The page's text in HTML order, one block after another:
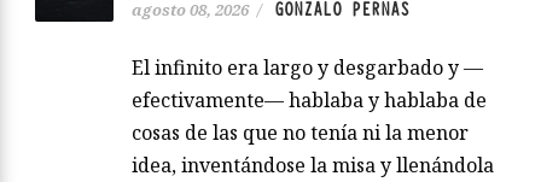
agosto 08, 2026 / GONZALO PERNAS
El infinito era largo y desgarbado y —
efectivamente— hablaba y hablaba de
cosas de las que no tenía ni la menor
idea, inventándose la misa y llenándola